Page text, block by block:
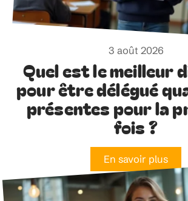
3 août 2026
Quel est le meilleur
pour être délégué
présentes pour la
fois ?
En savoir plus